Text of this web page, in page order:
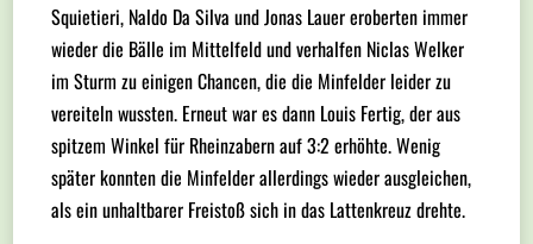
Squietieri, Naldo Da Silva und Jonas Lauer eroberten immer
wieder die Bälle im Mittelfeld und verhalfen Niclas Welker
im Sturm zu einigen Chancen, die die Minfelder leider zu
vereiteln wussten. Erneut war es dann Louis Fertig, der aus
spitzem Winkel für Rheinzabern auf 3:2 erhöhte. Wenig
später konnten die Minfelder allerdings wieder ausgleichen,
als ein unhaltbarer Freistoß sich in das Lattenkreuz drehte.